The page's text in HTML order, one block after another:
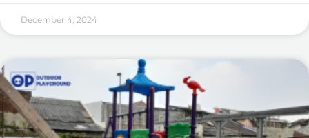
December 4, 2024